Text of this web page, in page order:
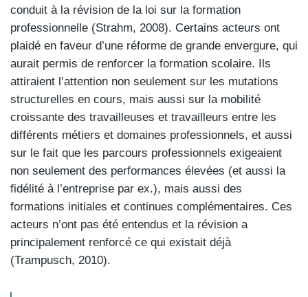
conduit à la révision de la loi sur la formation
professionnelle (Strahm, 2008). Certains acteurs ont
plaidé en faveur d’une réforme de grande envergure, qui
aurait permis de renforcer la formation scolaire. Ils
attiraient l’attention non seulement sur les mutations
structurelles en cours, mais aussi sur la mobilité
croissante des travailleuses et travailleurs entre les
différents métiers et domaines professionnels, et aussi
sur le fait que les parcours professionnels exigeaient
non seulement des performances élevées (et aussi la
fidélité à l’entreprise par ex.), mais aussi des
formations initiales et continues complémentaires. Ces
acteurs n’ont pas été entendus et la révision a
principalement renforcé ce qui existait déjà
(Trampusch, 2010).